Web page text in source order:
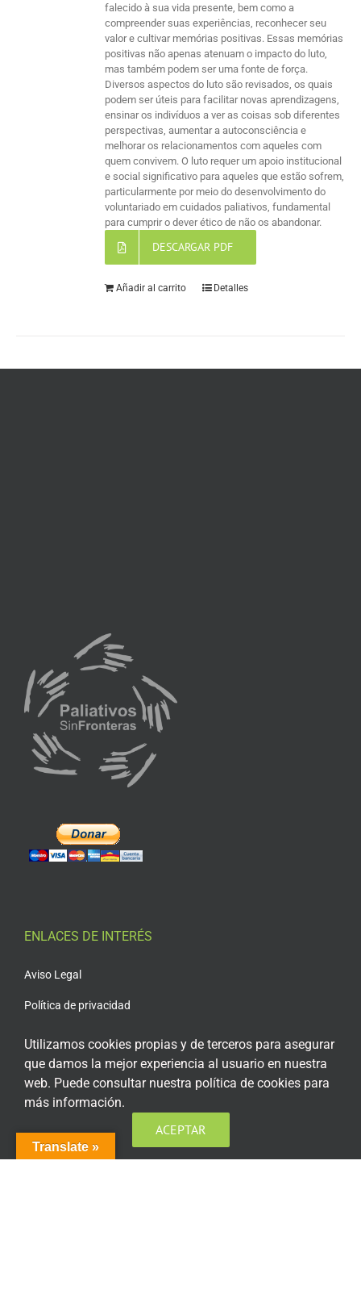
falecido à sua vida presente, bem como a
compreender suas experiências, reconhecer seu
valor e cultivar memórias positivas. Essas memórias
positivas não apenas atenuam o impacto do luto,
mas também podem ser uma fonte de força.
Diversos aspectos do luto são revisados, os quais
podem ser úteis para facilitar novas aprendizagens,
ensinar os indivíduos a ver as coisas sob diferentes
perspectivas, aumentar a autoconsciência e
melhorar os relacionamentos com aqueles com
quem convivem. O luto requer um apoio institucional
e social significativo para aqueles que estão sofrem,
particularmente por meio do desenvolvimento do
voluntariado em cuidados paliativos, fundamental
para cumprir o dever ético de não os abandonar.
DESCARGAR PDF
Añadir al carrito Detalles
ENLACES DE INTERÉS
Aviso Legal
Política de privacidad
Política de cookies
Condiciones generales de contratación
Acceso plataforma de teleformación
Translate »
Utilizamos cookies propias y de terceros para asegurar
que damos la mejor experiencia al usuario en nuestra
web. Puede consultar nuestra política de cookies para
más información.
ACEPTAR